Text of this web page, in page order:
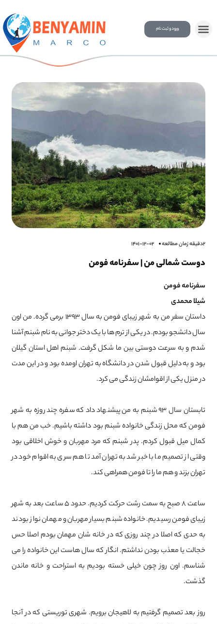
ورود و ثبت نام
2دقیقه زمان مطالعه 1401-12-02
دوست شمالی من | سفرنامه فومن
سفرنامه فومن
شیلا محمدی
داستان سفر من به شهر زیبای فومن به سال 1393 برمی گرده. من اون
سال دانشجو بودم. در یکی از ترم ها با یک دختر جوانی به نام شبنم آشنا
شدم و به سرعت دوستی بین ما شکل گرفت. شبنم اهل استان گیلان
بود و به دلیل قبول شدن در دانشگاه به تهران اومده بود و در این مدت
در منزل یکی از اقوامشان زندگی می کرد.
تابستان سال 93 شبنم به من پیشنهاد داد که سفره چند روزه به شهر
فومن که محل زندگی خانواده شبنم بود داشته باشیم. خب من هم با
کمال میل قبول کردم. پدر شبنم که مرد مهربان و خوش اخلاقی بود
وقتی از تصمیم ما با خبر شد به تهران آمد تا هم سری به اقوام خود در
تهران بزند و هم ما را تا فومن همراهی کند.
ساعت 8 صبح به سمت رشت حرکت کردیم. حدود 5 ساعت بعد به شهر
زیبای فومن رسیدیم. خانواده شبنم بسیار مهربان و مهمان نواز بودند
به حدی که اصلا در چند روزی که در خانه شان مهمان بودم اصلا حس
خجالت یا معذب بودن نداشتم. انگار که سال هاست این خانواده را می
شناسم. اون روز چون خیلی خسته بودیم به استراحت و خانه ماندن
گذشت.
روز بعد تصمیم گرفتیم به لاهیجان برویم. شهری توریستی که در آنجا